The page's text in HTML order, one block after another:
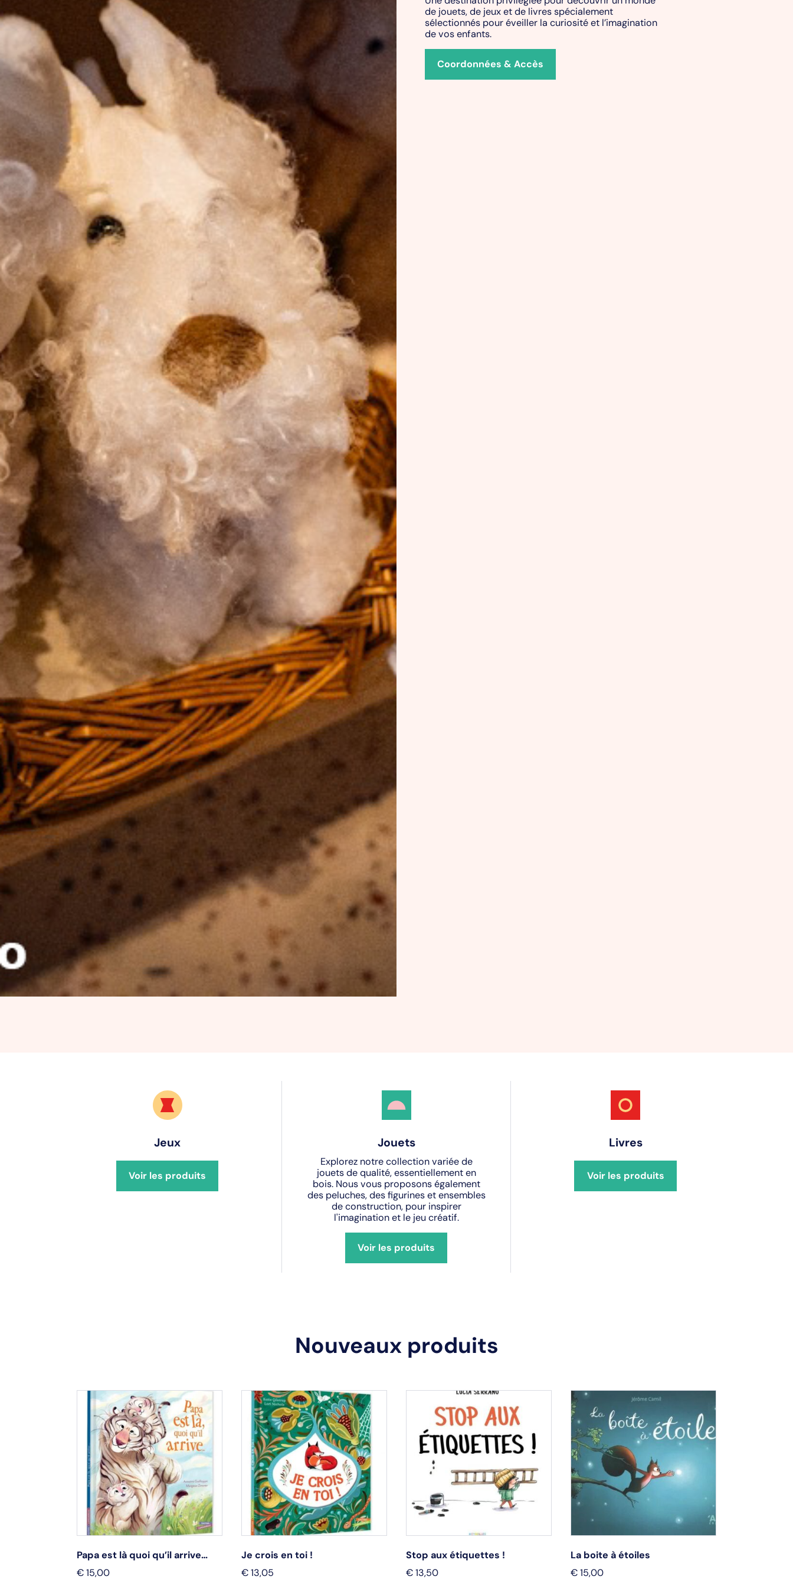
de jouets, de jeux et de livres spécialement
sélectionnés pour éveiller la curiosité et l’imagination
de vos enfants.
Coordonnées & Accès
Jeux
Voir les produits
Jouets
Explorez notre collection variée de
jouets de qualité, essentiellement en
bois. Nous vous proposons également
des peluches, des figurines et ensembles
de construction, pour inspirer
l'imagination et le jeu créatif.
Voir les produits
Livres
Voir les produits
Nouveaux produits
Papa est là quoi qu’il arrive…
€ 15,00
Je crois en toi !
€ 13,05
Stop aux étiquettes !
€ 13,50
La boite à étoiles
€ 15,00